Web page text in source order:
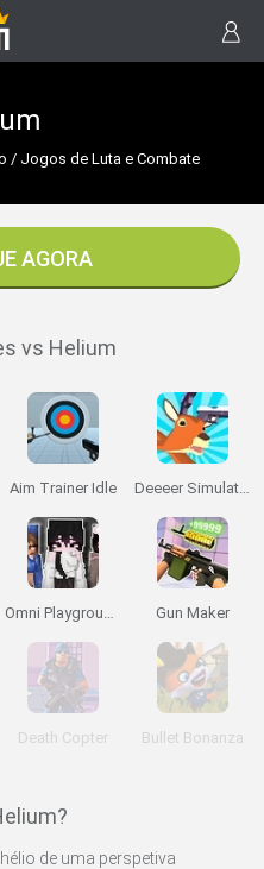
/ Jogos de Luta e Combate
AGORA
vs Helium
Aim Trainer Idle Deeeer Simulator
Omni Playground Gun Maker
Death Copter Bullet Bonanza
de uma perspetiva